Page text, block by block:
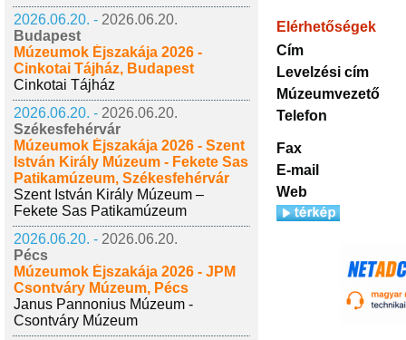
2026.06.20. - 2026.06.20.
Budapest
Múzeumok Éjszakája 2026 -
Cinkotai Tájház, Budapest
Cinkotai Tájház
2026.06.20. - 2026.06.20.
Székesfehérvár
Múzeumok Éjszakája 2026 - Szent
István Király Múzeum - Fekete Sas
Patikamúzeum, Székesfehérvár
Szent István Király Múzeum –
Fekete Sas Patikamúzeum
2026.06.20. - 2026.06.20.
Pécs
Múzeumok Éjszakája 2026 - JPM
Csontváry Múzeum, Pécs
Janus Pannonius Múzeum -
Csontváry Múzeum
Elérhetőségek
Cím
Levelzési cím
Múzeumvezető
Telefon
Fax
E-mail
Web